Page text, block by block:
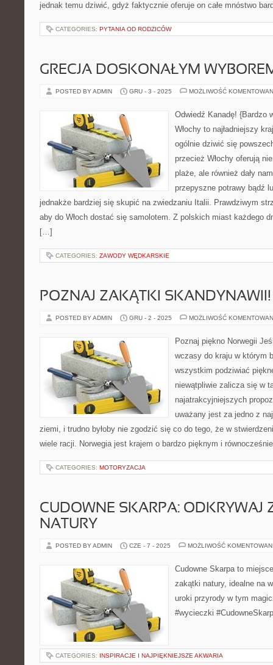
jednak temu dziwić, gdyż faktycznie oferuje on całe mnóstwo
CATEGORIES: PYTANIA OD RODZICÓW
GRECJA DOSKONAŁYM
POSTED BY ADMIN GRU - 3 - 2025 MOŻLIWOŚĆ
Odwiedź Kanadę! {Bardzo
Włochy to najładniejszy
ogólnie dziwić się
przecież Włochy oferują
plaże, ale również dały
przepyszne potrawy bądź
jednakże bardziej się skupić na zwiedzaniu Italii. Prawdziwym
aby do Włoch dostać się samolotem. Z polskich miast każdego
[…]
CATEGORIES: ZAWODY WĘDKARSKIE
POZNAJ ZAKĄTKI SKANDYNAWII!
POSTED BY ADMIN GRU - 2 - 2025 MOŻLIWOŚĆ
Poznaj piękno Norwegii
wczasy do kraju w którym
wszystkim podziwiać
niewątpliwie zalicza się w
najatrakcyjniejszych
uważany jest za jedno z
ziemi, i trudno byłoby nie zgodzić się co do tego, że w
wiele racji. Norwegia jest krajem o bardzo pięknym i
CATEGORIES: MOTORYZACJA
CUDOWNE SKARPA: ODKRYWAJ
NATURY
POSTED BY ADMIN CZE - 7 - 2025 MOŻLIWOŚĆ
Cudowne Skarpa to
zakątki natury, idealne na
uroki przyrody w tym
#wycieczki
CATEGORIES: INSPIRACJE I NAJPIĘKNIEJSZE AKWARIA